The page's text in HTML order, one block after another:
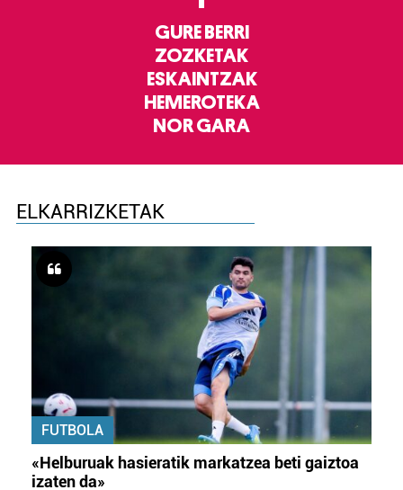
GURE BERRI
ZOZKETAK
ESKAINTZAK
HEMEROTEKA
NOR GARA
ELKARRIZKETAK
FUTBOLA
«Helburuak hasieratik markatzea beti gaiztoa
izaten da»